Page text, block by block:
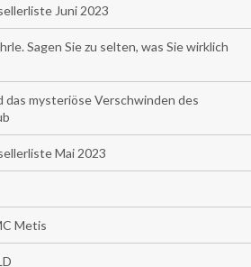
Juni 2023
Sagen Sie zu selten, was Sie wirklich
das mysteriöse Verschwinden des
Mai 2023
Metis